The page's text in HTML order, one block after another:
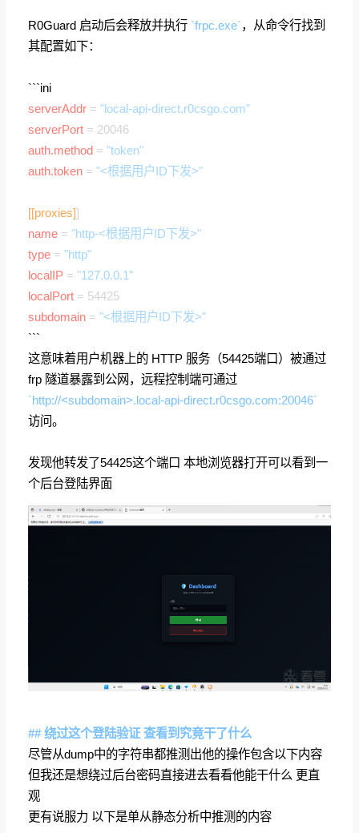
R0Guard 启动后会释放并执行 `frpc.exe`，从命令行找到
其配置如下：
```ini
serverAddr = "local-api-direct.r0csgo.com"
serverPort = 20046
auth.method = "token"
auth.token = "<根据用户ID下发>"
[[proxies]]
name = "http-<根据用户ID下发>"
type = "http"
localIP = "127.0.0.1"
localPort = 54425
subdomain = "<根据用户ID下发>"
```
这意味着用户机器上的 HTTP 服务（54425端口）被通过
frp 隧道暴露到公网，远程控制端可通过
`http://<subdomain>.local-api-direct.r0csgo.com:20046`
访问。
发现他转发了54425这个端口 本地浏览器打开可以看到一
个后台登陆界面
## 绕过这个登陆验证 查看到究竟干了什么
尽管从dump中的字符串都推测出他的操作包含以下内容
但我还是想绕过后台密码直接进去看看他能干什么 更直
观
更有说服力 以下是单从静态分析中推测的内容